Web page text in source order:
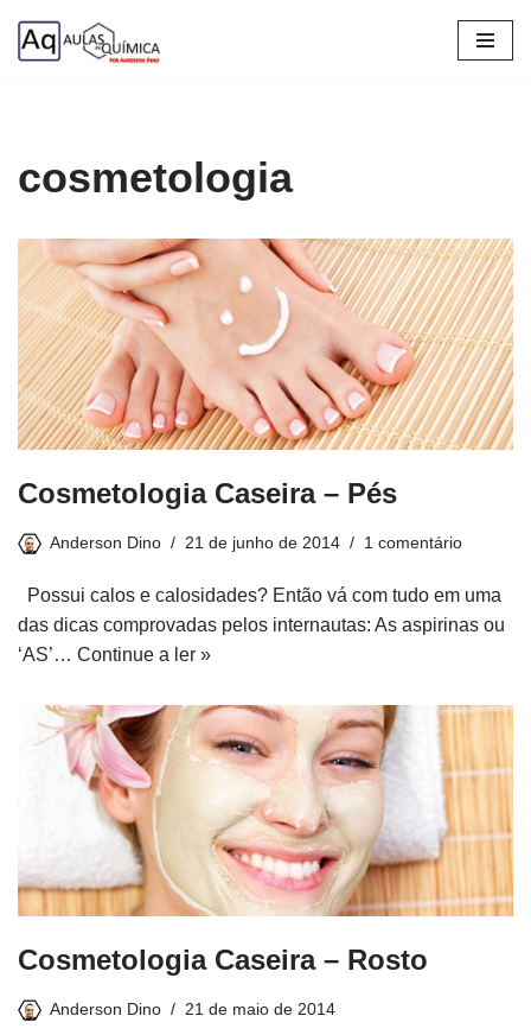
Pular
cosmetologia
Cosmetologia Caseira – Pés
Anderson Dino 21 de junho de 2014 1 comentário
Possui calos e calosidades? Então vá com tudo em uma
das dicas comprovadas pelos internautas: As aspirinas ou
‘AS’… Continue a ler »
Cosmetologia Caseira – Rosto
Anderson Dino 21 de maio de 2014